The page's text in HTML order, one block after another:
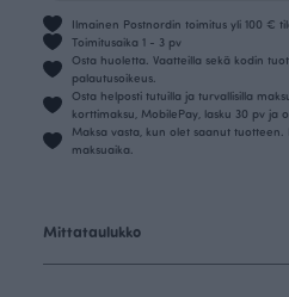
Ilmainen Postnordin toimitus yli 100 €
Toimitusaika 1 - 3 pv
Osta huoletta. Vaatteilla sekä kodin
palautusoikeus.
Osta helposti tutuilla ja turvallisilla
korttimaksu, MobilePay, lasku 30 pv ja
Maksa vasta, kun olet saanut
maksuaika.
Mittataulukko